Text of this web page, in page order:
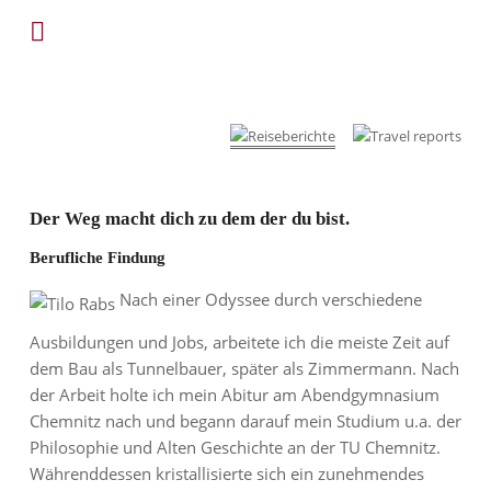
Der Weg macht dich zu dem der du bist.
Berufliche Findung
Nach einer Odyssee durch verschiedene
Ausbildungen und Jobs, arbeitete ich die meiste Zeit auf
dem Bau als Tunnelbauer, später als Zimmermann. Nach
der Arbeit holte ich mein Abitur am Abendgymnasium
Chemnitz nach und begann darauf mein Studium u.a. der
Philosophie und Alten Geschichte an der TU Chemnitz.
Währenddessen kristallisierte sich ein zunehmendes